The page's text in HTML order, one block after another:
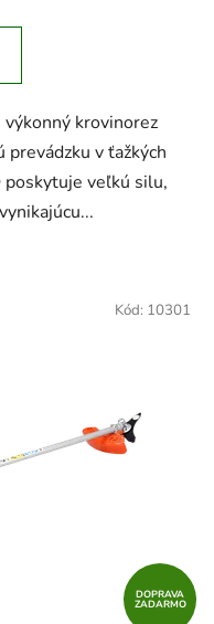
krovinorez
v ťažkých
veľkú silu,
DOPRAVA
ZADARMO
Kód: 10301